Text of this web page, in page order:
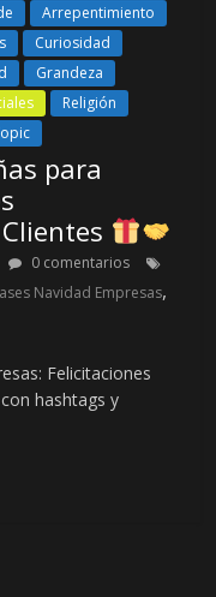
Arrepentimiento
Curiosidad
Grandeza
Religión
para
0 comentarios
Navidad Empresas,
Felicitaciones
con hashtags y